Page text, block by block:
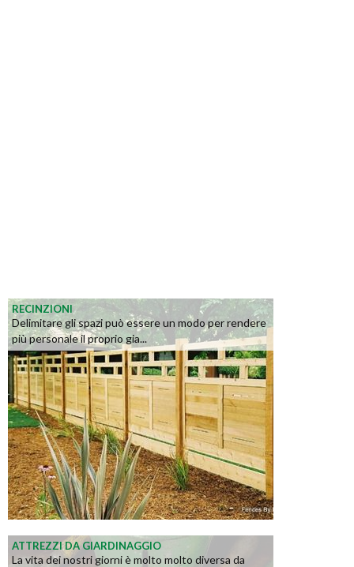
RECINZIONI
Delimitare gli spazi può essere un modo per rendere
più personale il proprio gia...
ATTREZZI DA GIARDINAGGIO
La vita dei nostri giorni è molto molto diversa da